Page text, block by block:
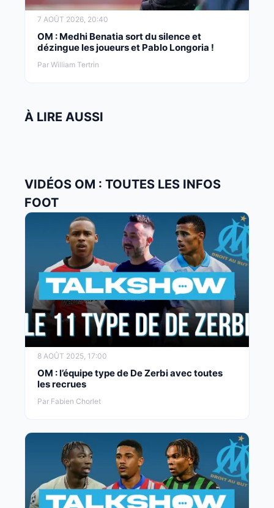
7 AOÛT 2026, 20:40
OM : Medhi Benatia sort du silence et
dézingue les joueurs et Pablo Longoria !
Par William Tertrin
À LIRE AUSSI
VIDÉOS OM : TOUTES LES INFOS
FOOT
8 AOÛT 2025, 17:00
OM : l’équipe type de De Zerbi avec toutes
les recrues
Par Fabien Chorlet